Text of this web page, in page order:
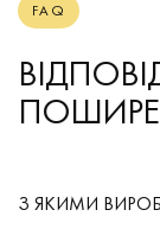
FAQ
З ЯКИМИ